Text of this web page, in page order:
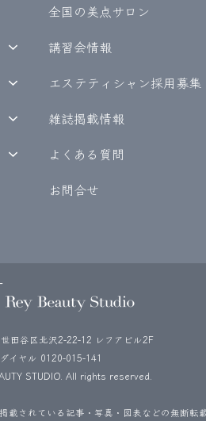
全国の美点サロン
講習会情報
エステティシャン採用募集
雑誌掲載情報
よくある質問
お問合せ
田谷区北沢2-22-12 レフアビル2F
イヤル 0120-015-141
STUDIO. All rights reserved.
されている記事・写真・図表などの無断転載